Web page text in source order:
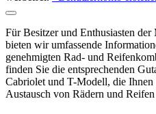
Für Besitzer und Enthusiasten
bieten wir umfassende
genehmigten Rad- und
finden Sie die entsprechenden
Cabriolet und T-Modell, die
Austausch von Rädern und